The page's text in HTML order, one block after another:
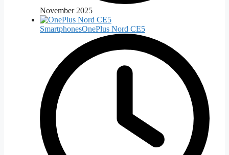
November 2025
SmartphonesOnePlus Nord CE5